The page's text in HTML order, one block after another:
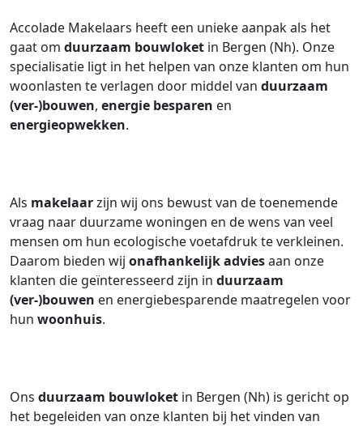
Accolade Makelaars heeft een unieke aanpak als het
gaat om duurzaam bouwloket in Bergen (Nh). Onze
specialisatie ligt in het helpen van onze klanten om hun
woonlasten te verlagen door middel van duurzaam
(ver-)bouwen, energie besparen en
energieopwekken.
Als makelaarzijn wij ons bewust van de toenemende
vraag naar duurzame woningen en de wens van veel
mensen om hun ecologische voetafdruk te verkleinen.
Daarom bieden wij onafhankelijk adviesaan onze
klanten die geïnteresseerd zijn in duurzaam
(ver-)bouwen en energiebesparende maatregelen voor
hun woonhuis.
Ons duurzaam bouwloket in Bergen (Nh) is gericht op
het begeleiden van onze klanten bij het vinden van